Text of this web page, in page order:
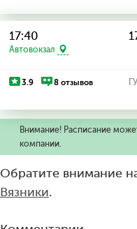
17:40
Автовокзал
3.9 8 отзывов
Внимание! Расписание
компании.
Обратите внимание
Вязники.